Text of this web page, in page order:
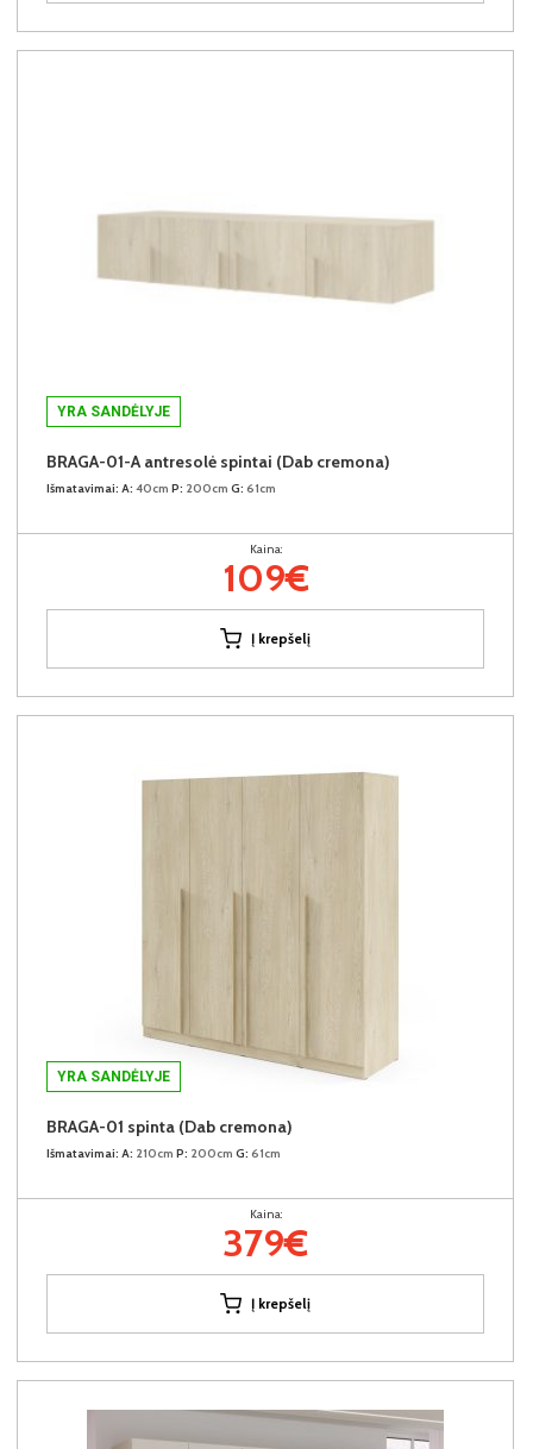
YRA SANDĖLYJE
BRAGA-01-A antresolė spintai (Dab cremona)
Išmatavimai: A: 40cm P: 200cm G: 61cm
Kaina:
109€
Į krepšelį
YRA SANDĖLYJE
BRAGA-01 spinta (Dab cremona)
Išmatavimai: A: 210cm P: 200cm G: 61cm
Kaina:
379€
Į krepšelį